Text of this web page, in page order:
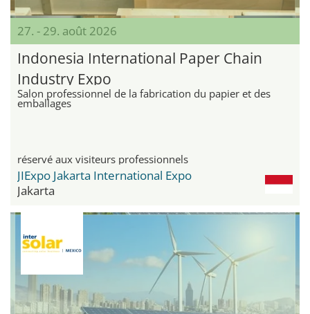
27. - 29. août 2026
Indonesia International Paper Chain
Industry Expo
Salon professionnel de la fabrication du papier et des
emballages
réservé aux visiteurs professionnels
JIExpo Jakarta International Expo
Jakarta